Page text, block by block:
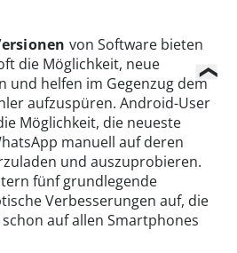
von Software bieten
die Möglichkeit, neue
und helfen im Gegenzug dem
aufzuspüren. Android-User
Möglichkeit, die neueste
manuell auf deren
und auszuprobieren.
fünf grundlegende
Verbesserungen auf, die
auf allen Smartphones